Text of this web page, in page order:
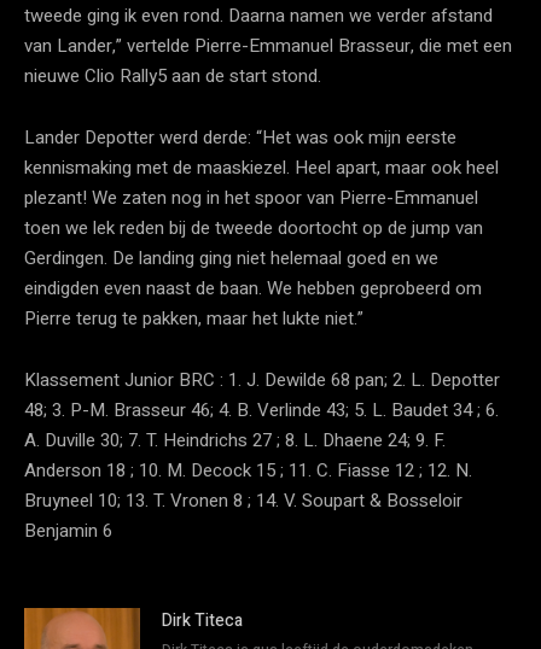
tweede ging ik even rond. Daarna namen we verder afstand
van Lander,” vertelde Pierre-Emmanuel Brasseur, die met een
nieuwe Clio Rally5 aan de start stond.
Lander Depotter werd derde: “Het was ook mijn eerste
kennismaking met de maaskiezel. Heel apart, maar ook heel
plezant! We zaten nog in het spoor van Pierre-Emmanuel
toen we lek reden bij de tweede doortocht op de jump van
Gerdingen. De landing ging niet helemaal goed en we
eindigden even naast de baan. We hebben geprobeerd om
Pierre terug te pakken, maar het lukte niet.”
Klassement Junior BRC : 1. J. Dewilde 68 pan; 2. L. Depotter
48; 3. P-M. Brasseur 46; 4. B. Verlinde 43; 5. L. Baudet 34 ; 6.
A. Duville 30; 7. T. Heindrichs 27 ; 8. L. Dhaene 24; 9. F.
Anderson 18 ; 10. M. Decock 15 ; 11. C. Fiasse 12 ; 12. N.
Bruyneel 10; 13. T. Vronen 8 ; 14. V. Soupart & Bosseloir
Benjamin 6
Dirk Titeca